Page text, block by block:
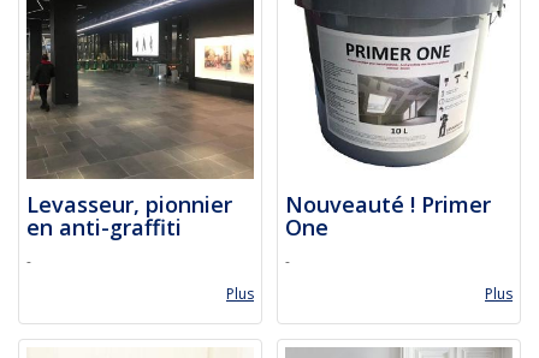
Levasseur, pionnier
en anti-graffiti
-
Plus
Nouveauté ! Primer
One
-
Plus